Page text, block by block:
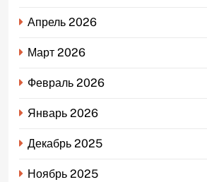
Апрель 2026
Март 2026
Февраль 2026
Январь 2026
Декабрь 2025
Ноябрь 2025